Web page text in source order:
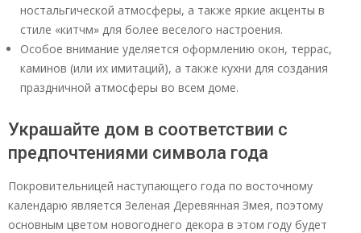
ностальгической атмосферы, а также яркие акценты в
стиле «китчм» для более веселого настроения.
Особое внимание уделяется оформлению окон, террас,
каминов (или их имитаций), а также кухни для создания
праздничной атмосферы во всем доме.
Украшайте дом в соответствии с
предпочтениями символа года
Покровительницей наступающего года по восточному
календарю является Зеленая Деревянная Змея, поэтому
основным цветом новогоднего декора в этом году будет